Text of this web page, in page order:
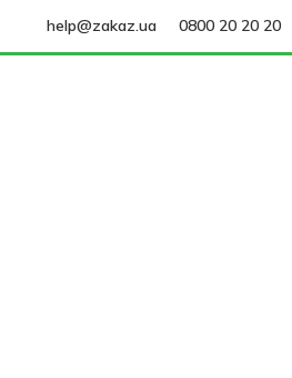
help@zakaz.ua 0800 20 20 20